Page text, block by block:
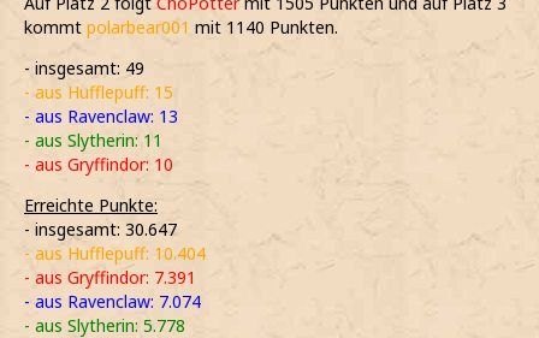
kommt polarbear001 mit 1140 Punkten.
- insgesamt: 49
- aus Hufflepuff: 15
- aus Ravenclaw: 13
- aus Slytherin: 11
- aus Gryffindor: 10
Erreichte Punkte:
- insgesamt: 30.647
- aus Hufflepuff: 10.404
- aus Gryffindor: 7.391
- aus Ravenclaw: 7.074
- aus Slytherin: 5.778